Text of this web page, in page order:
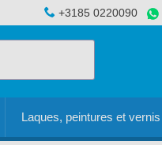
+3185 0220090
Laques, peintures et vernis